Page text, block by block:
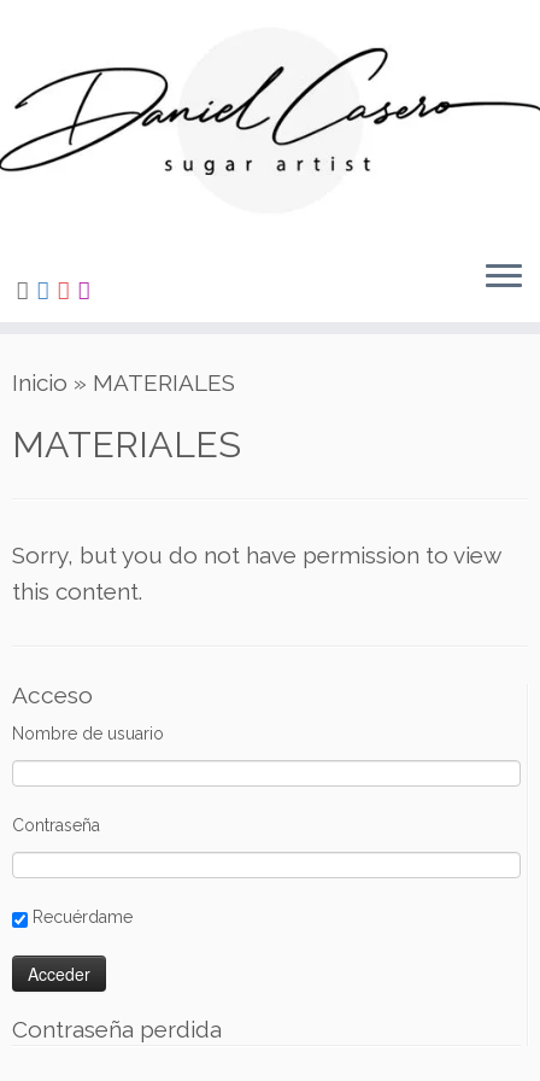
contenido
Inicio » MATERIALES
MATERIALES
Sorry, but you do not have permission to view
this content.
Acceso
Nombre de usuario
Contraseña
Recuérdame
Contraseña perdida